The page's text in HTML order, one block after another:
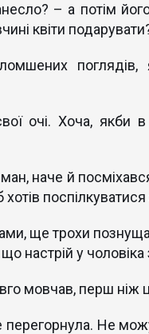
– а потім
квіти
поглядів,
очі. Хоча, якби в
наче й
ще трохи
настрій у
мовчав, перш ніж
Не